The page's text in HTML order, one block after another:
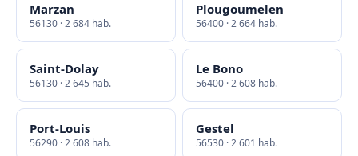
Marzan
56130 · 2 684 hab.
Plougoumelen
56400 · 2 664 hab.
Saint-Dolay
56130 · 2 645 hab.
Le Bono
56400 · 2 608 hab.
Port-Louis
56290 · 2 608 hab.
Gestel
56530 · 2 601 hab.